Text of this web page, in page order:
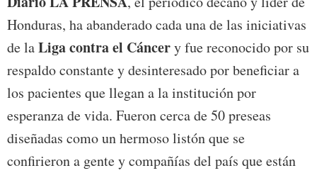
Honduras, ha abanderado cada una de las iniciativas
de laLiga contra el Cáncery fue reconocido por su
respaldo constante y desinteresado por beneficiar a
los pacientes que llegan a la institución por
esperanza de vida. Fueron cerca de 50 preseas
diseñadas como un hermoso listón que se
confirieron a gente y compañías del país que están